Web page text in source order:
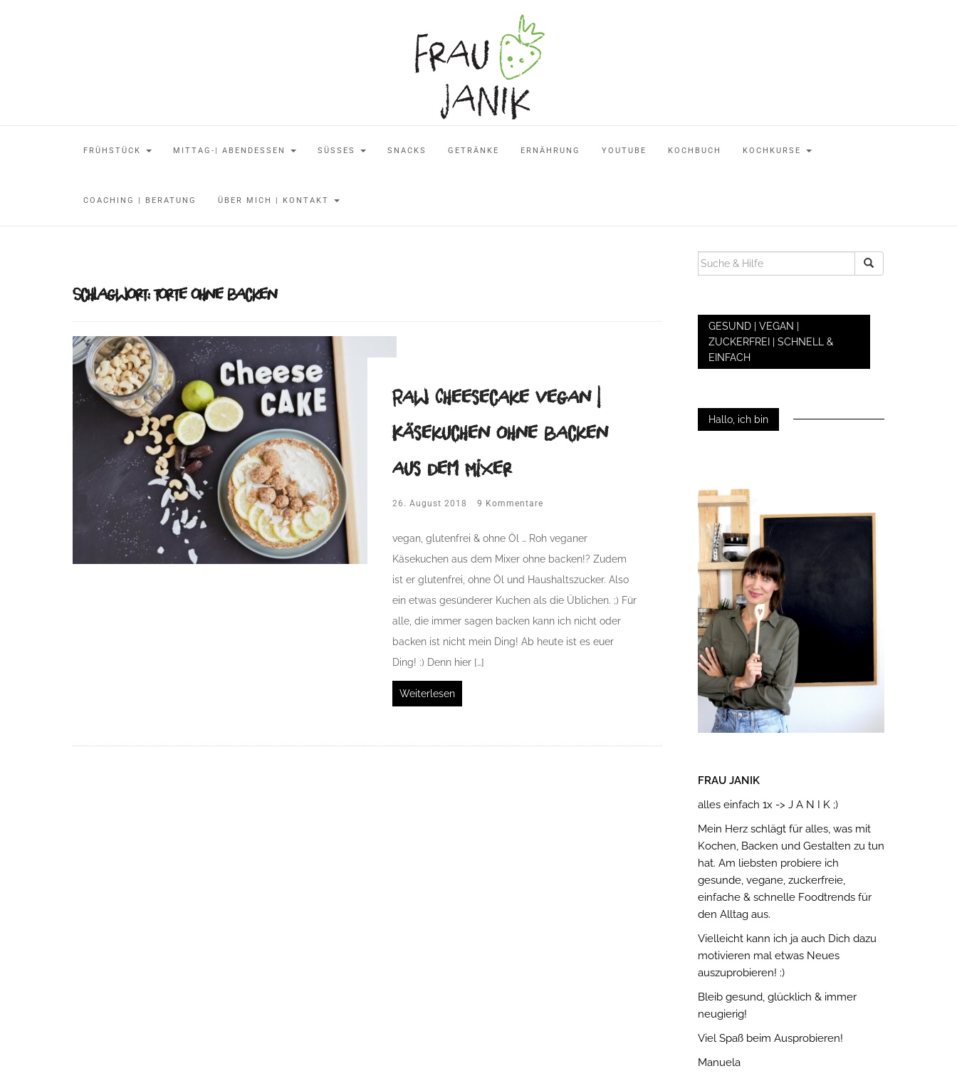
FRÜHSTÜCK MITTAG-| ABENDESSEN SÜSSES SNACKS GETRÄNKE ERNÄHRUNG YOUTUBE KOCHBUCH KOCHKURSE
COACHING | BERATUNG ÜBER MICH | KONTAKT
Schlagwort:torte ohne backen
Raw Cheesecake vegan |
Käsekuchen ohne backen
aus dem Mixer
26. August 2018 9 Kommentare
vegan, glutenfrei & ohne Öl … Roh veganer
Käsekuchen aus dem Mixer ohne backen!? Zudem
ist er glutenfrei, ohne Öl und Haushaltszucker. Also
ein etwas gesünderer Kuchen als die Üblichen. ;) Für
alle, die immer sagen backen kann ich nicht oder
backen ist nicht mein Ding! Ab heute ist es euer
Ding! :) Denn hier […]
Weiterlesen
SUCHEN
NACH:
GESUND | VEGAN |
ZUCKERFREI | SCHNELL &
EINFACH
Hallo, ich bin
FRAU JANIK
alles einfach 1x -> J A N I K ;)
Mein Herz schlägt für alles, was mit
Kochen, Backen und Gestalten zu tun
hat. Am liebsten probiere ich
gesunde, vegane, zuckerfreie,
einfache & schnelle Foodtrends für
den Alltag aus.
Vielleicht kann ich ja auch Dich dazu
motivieren mal etwas Neues
auszuprobieren! :)
Bleib gesund, glücklich & immer
neugierig!
Viel Spaß beim Ausprobieren!
Manuela